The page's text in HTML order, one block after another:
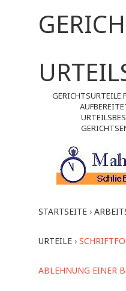
GERICHTSURTEILE
STARTSEITE ›
URTEILE ›
ABLEHNUNG EINER